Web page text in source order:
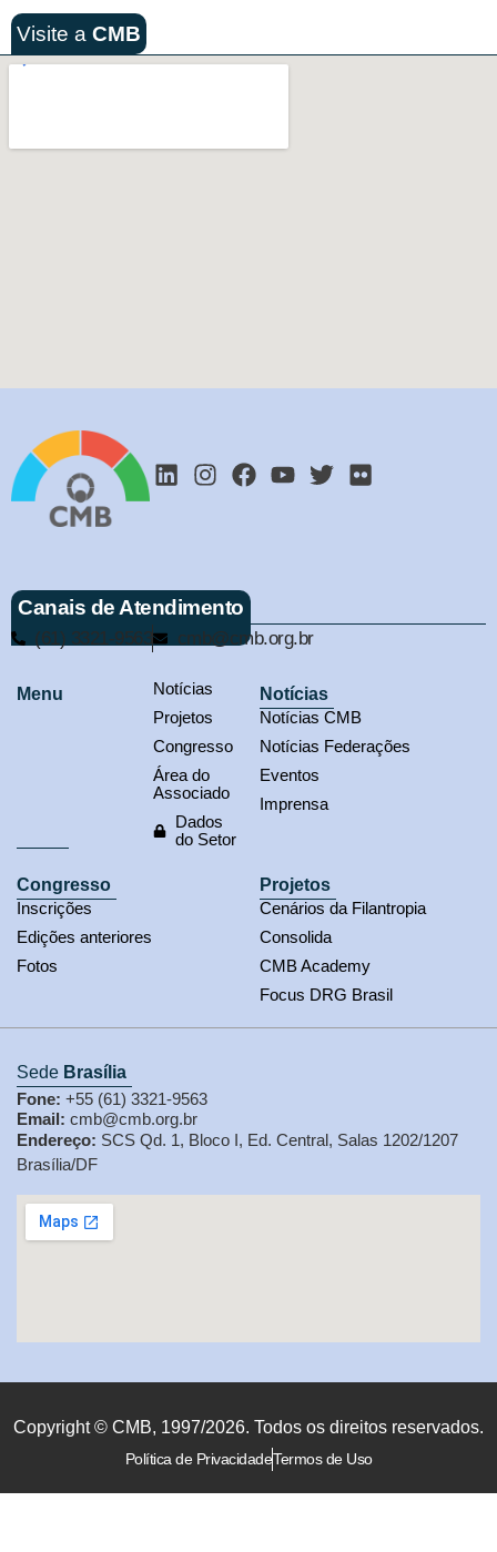
Visite a CMB
Canais de Atendimento
(61) 3321-9563 cmb@cmb.org.br
Menu
Notícias
Projetos
Congresso
Área do
Associado
Dados
do Setor
Notícias
Notícias CMB
Notícias Federações
Eventos
Imprensa
Congresso
Inscrições
Edições anteriores
Fotos
Projetos
Cenários da Filantropia
Consolida
CMB Academy
Focus DRG Brasil
Sede Brasília
Fone: +55 (61) 3321-9563
Email: cmb@cmb.org.br
Endereço: SCS Qd. 1, Bloco I, Ed. Central, Salas 1202/1207
Brasília/DF
Copyright © CMB, 1997/2026. Todos os direitos reservados.
Política de PrivacidadeTermos de Uso